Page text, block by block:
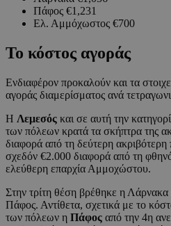
Πάφος €1,231
Ελ. Αμμόχωστος €700
Το κόστος αγοράς
Ενδιαφέρον προκαλούν και τα
αγοράς διαμερίσματος ανά
Η Λεμεσός και σε αυτή την
των πόλεων κρατά τα σκήπτρα της
διαφορά από τη δεύτερη ακριβότερη
σχεδόν €2.000 διαφορά από τη
ελεύθερη επαρχία Αμμοχώστου.
Στην τρίτη θέση βρέθηκε η Λάρνακα
Πάφος. Αντίθετα, σχετικά με το
των πόλεων η Πάφος από την 4η